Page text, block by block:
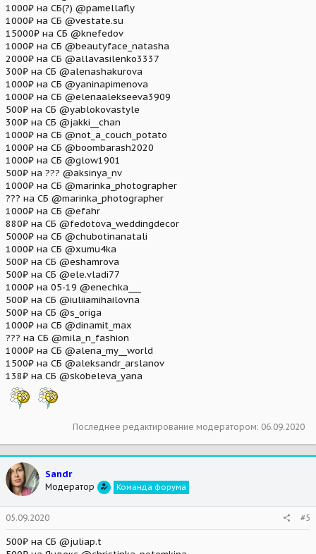
1000₽ на СБ(?) @pamellafly
1000₽ на СБ @vestate.su
15000₽ на СБ @knefedov
1000₽ на СБ @beautyface_natasha
2000₽ на СБ @allavasilenko3337
300₽ на СБ @alenashakurova
1000₽ на СБ @yaninapimenova
1000₽ на СБ @elenaalekseeva3909
500₽ на СБ @yablokovastyle
300₽ на СБ @jakki__chan
1000₽ на СБ @not_a_couch_potato
1000₽ на СБ @boombarash2020
1000₽ на СБ @glow1901
500₽ на ??? @aksinya_nv
1000₽ на СБ @marinka_photographer
??? на СБ @marinka_photographer
1000₽ на СБ @efahr
880₽ на СБ @fedotova_weddingdecor
5000₽ на СБ @chubotinanatali
1000₽ на СБ @xumu4ka
500₽ на СБ @eshamrova
500₽ на СБ @ele.vladi77
1000₽ на 05-19 @enechka___
500₽ на СБ @iuliiamihailovna
500₽ на СБ @s_origa
1000₽ на СБ @dinamit_max
??? на СБ @mila_n_fashion
1000₽ на СБ @alena_my__world
1500₽ на СБ @aleksandr_arslanov
138₽ на СБ @skobeleva_yana
Последнее редактирование модератором: 06.09.2020
Sandr
Модератор Команда форума
05.09.2020 #5
500₽ на СБ @juliap.t